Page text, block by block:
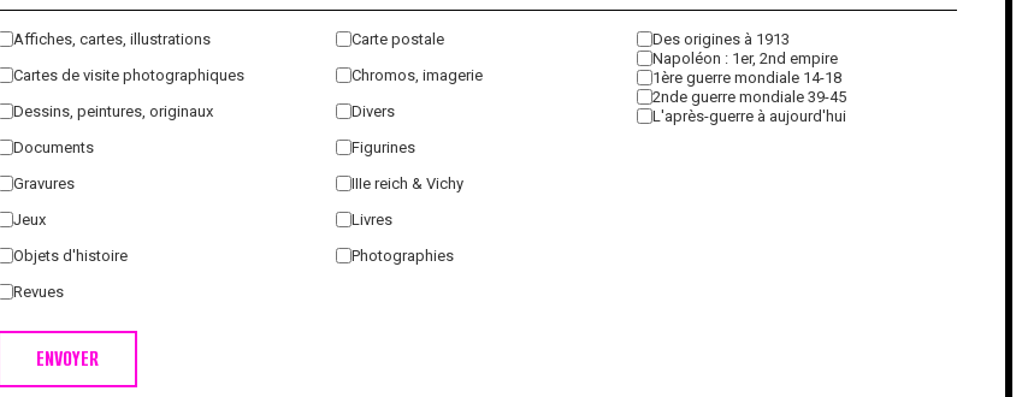
Affiches, cartes, illustrations
Carte postale
Cartes de visite photographiques
Chromos, imagerie
Dessins, peintures, originaux
Divers
Documents
Figurines
Gravures
IIIe reich & Vichy
Jeux
Livres
Objets d'histoire
Photographies
Revues
ENVOYER
Des origines à 1913
Napoléon : 1er, 2nd empire
1ère guerre mondiale 14-18
2nde guerre mondiale 39-45
L'après-guerre à aujourd'hui